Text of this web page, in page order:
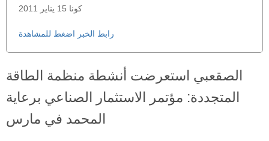
كونا 15 يناير 2011
رابط الخبر اضغط للمشاهدة
الصقعبي استعرضت أنشطة منظمة الطاقة
المتجددة: مؤتمر الاستثمار الصناعي برعاية
المحمد في مارس